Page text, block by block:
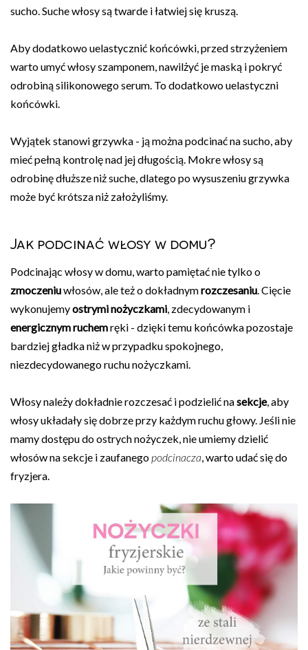
sucho. Suche włosy są twarde i łatwiej się kruszą.
Aby dodatkowo uelastycznić końcówki, przed strzyżeniem
warto umyć włosy szamponem, nawilżyć je maską i pokryć
odrobiną silikonowego serum. To dodatkowo uelastyczni
końcówki.
Wyjątek stanowi grzywka - ją można podcinać na sucho, aby
mieć pełną kontrolę nad jej długością. Mokre włosy są
odrobinę dłuższe niż suche, dlatego po wysuszeniu grzywka
może być krótsza niż założyliśmy.
Jak podcinać włosy w domu?
Podcinając włosy w domu, warto pamiętać nie tylko o
zmoczeniuwłosów, ale też o dokładnymrozczesaniu. Cięcie
wykonujemyostrymi nożyczkami, zdecydowanym i
energicznym ruchemręki - dzięki temu końcówka pozostaje
bardziej gładka niż w przypadku spokojnego,
niezdecydowanego ruchu nożyczkami.
Włosy należy dokładnie rozczesać i podzielić nasekcje, aby
włosy układały się dobrze przy każdym ruchu głowy. Jeśli nie
mamy dostępu do ostrych nożyczek, nie umiemy dzielić
włosów na sekcje i zaufanego podcinacza, warto udać się do
fryzjera.